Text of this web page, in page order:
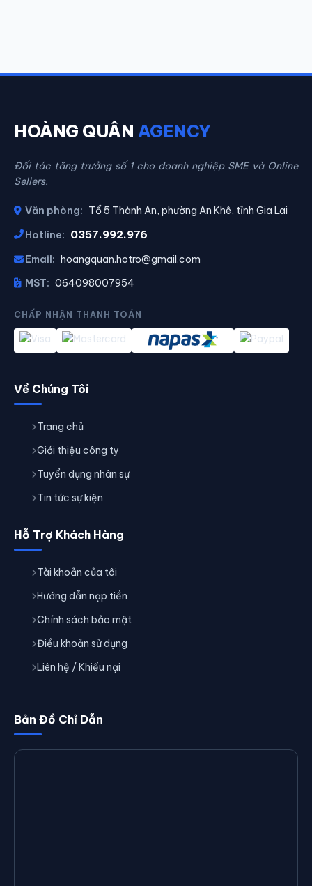
HOÀNG QUÂN AGENCY
Đối tác tăng trưởng số 1 cho doanh nghiệp SME và Online
Sellers.
Văn phòng: Tổ 5 Thành An, phường An Khê, tỉnh Gia Lai
Hotline: 0357.992.976
Email: hoangquan.hotro@gmail.com
MST: 064098007954
CHẤP NHẬN THANH TOÁN
Về Chúng Tôi
Trang chủ
Giới thiệu công ty
Tuyển dụng nhân sự
Tin tức sự kiện
Hỗ Trợ Khách Hàng
Tài khoản của tôi
Hướng dẫn nạp tiền
Chính sách bảo mật
Điều khoản sử dụng
Liên hệ / Khiếu nại
Bản Đồ Chỉ Dẫn